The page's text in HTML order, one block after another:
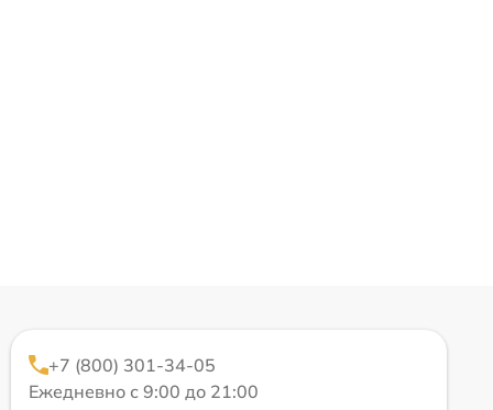
+7 (800) 301-34-05
Ежедневно с 9:00 до 21:00